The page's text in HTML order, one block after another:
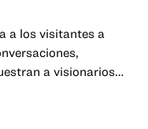
a los visitantes a
a visionarios